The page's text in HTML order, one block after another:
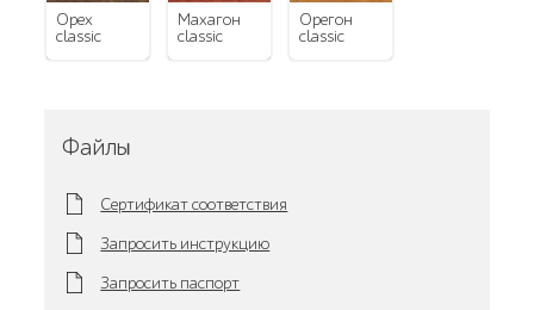
орех
classic
махагон
classic
орегон
classic
Файлы
Сертификат соответствия
Запросить инструкцию
Запросить паспорт